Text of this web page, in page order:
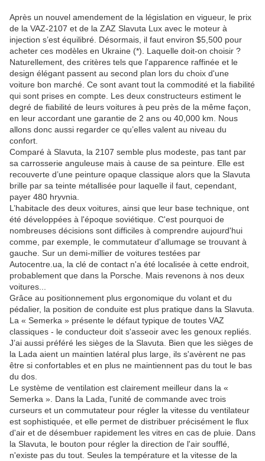
Après un nouvel amendement de la législation en vigueur, le prix
de la VAZ-2107 et de la ZAZ Slavuta Lux avec le moteur à
injection s’est équilibré. Désormais, il faut environ $5,500 pour
acheter ces modèles en Ukraine (*). Laquelle doit-on choisir ?
Naturellement, des critères tels que l'apparence raffinée et le
design élégant passent au second plan lors du choix d'une
voiture bon marché. Ce sont avant tout la commodité et la fiabilité
qui sont prises en compte. Les deux constructeurs estiment le
degré de fiabilité de leurs voitures à peu près de la même façon,
en leur accordant une garantie de 2 ans ou 40,000 km. Nous
allons donc aussi regarder ce qu’elles valent au niveau du
confort.
Comparé à Slavuta, la 2107 semble plus modeste, pas tant par
sa carrosserie anguleuse mais à cause de sa peinture. Elle est
recouverte d’une peinture opaque classique alors que la Slavuta
brille par sa teinte métallisée pour laquelle il faut, cependant,
payer 480 hryvnia.
L’habitacle des deux voitures, ainsi que leur base technique, ont
été développées à l'époque soviétique. C'est pourquoi de
nombreuses décisions sont difficiles à comprendre aujourd'hui
comme, par exemple, le commutateur d'allumage se trouvant à
gauche. Sur un demi-millier de voitures testées par
Autocentre.ua, la clé de contact n'a été localisée à cette endroit,
probablement que dans la Porsche. Mais revenons à nos deux
voitures...
Grâce au positionnement plus ergonomique du volant et du
pédalier, la position de conduite est plus pratique dans la Slavuta.
La « Semerka » présente le défaut typique de toutes VAZ
classiques - le conducteur doit s'asseoir avec les genoux repliés.
J’ai aussi préféré les sièges de la Slavuta. Bien que les sièges de
la Lada aient un maintien latéral plus large, ils s'avèrent ne pas
être si confortables et en plus ne maintiennent pas du tout le bas
du dos.
Le système de ventilation est clairement meilleur dans la «
Semerka ». Dans la Lada, l'unité de commande avec trois
curseurs et un commutateur pour régler la vitesse du ventilateur
est sophistiquée, et elle permet de distribuer précisément le flux
d'air et de désembuer rapidement les vitres en cas de pluie. Dans
la Slavuta, le bouton pour régler la direction de l'air soufflé,
n'existe pas du tout. Seules la température et la vitesse de la